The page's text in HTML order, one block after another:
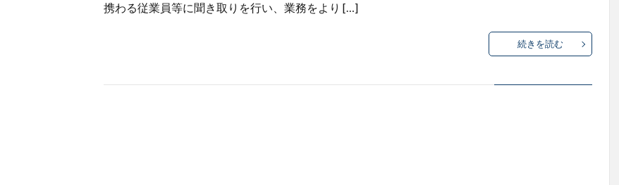
携わる従業員等に聞き取りを行い、業務をより […]
続きを読む